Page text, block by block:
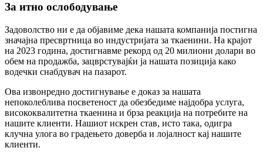
За итно ослободување
Задоволство ни е да објавиме дека нашата компанија постигна
значајна пресвртница во индустријата за ткаенини. На крајот
на 2023 година, достигнавме рекорд од 20 милиони долари во
обем на продажба, зацврстувајќи ја нашата позиција како
водечки снабдувач на пазарот.
Ова извонредно достигнување е доказ за нашата
непоколеблива посветеност да обезбедиме најдобра услуга,
висококвалитетна ткаенина и брза реакција на потребите на
нашите клиенти. Нашиот искрен став, исто така, одигра
клучна улога во градењето доверба и лојалност кај нашите
клиенти.